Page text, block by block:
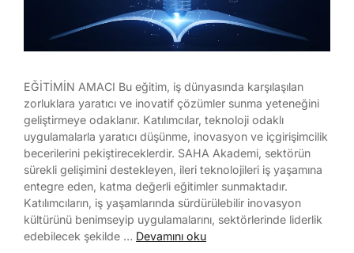
EĞİTİMİN AMACI Bu eğitim, iş dünyasında karşılaşılan
zorluklara yaratıcı ve inovatif çözümler sunma yeteneğini
geliştirmeye odaklanır. Katılımcılar, teknoloji odaklı
uygulamalarla yaratıcı düşünme, inovasyon ve içgirişimcilik
becerilerini pekiştireceklerdir. SAHA Akademi, sektörün
sürekli gelişimini destekleyen, ileri teknolojileri iş yaşamına
entegre eden, katma değerli eğitimler sunmaktadır.
Katılımcıların, iş yaşamlarında sürdürülebilir inovasyon
kültürünü benimseyip uygulamalarını, sektörlerinde liderlik
edebilecek şekilde … Devamını oku